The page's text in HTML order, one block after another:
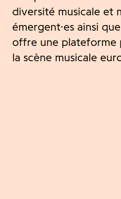
diversité musicale et
émergent·es ainsi
offre une plateforme
la scène musicale